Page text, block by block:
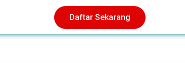
Daftar Sekarang